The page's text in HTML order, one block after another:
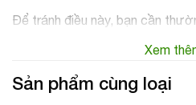
Để tránh điều này, bạn cần
Có nhiều cách để gia tăng
sử dụng nước hoa hồng có
Xem
Sản phẩm cùng loại